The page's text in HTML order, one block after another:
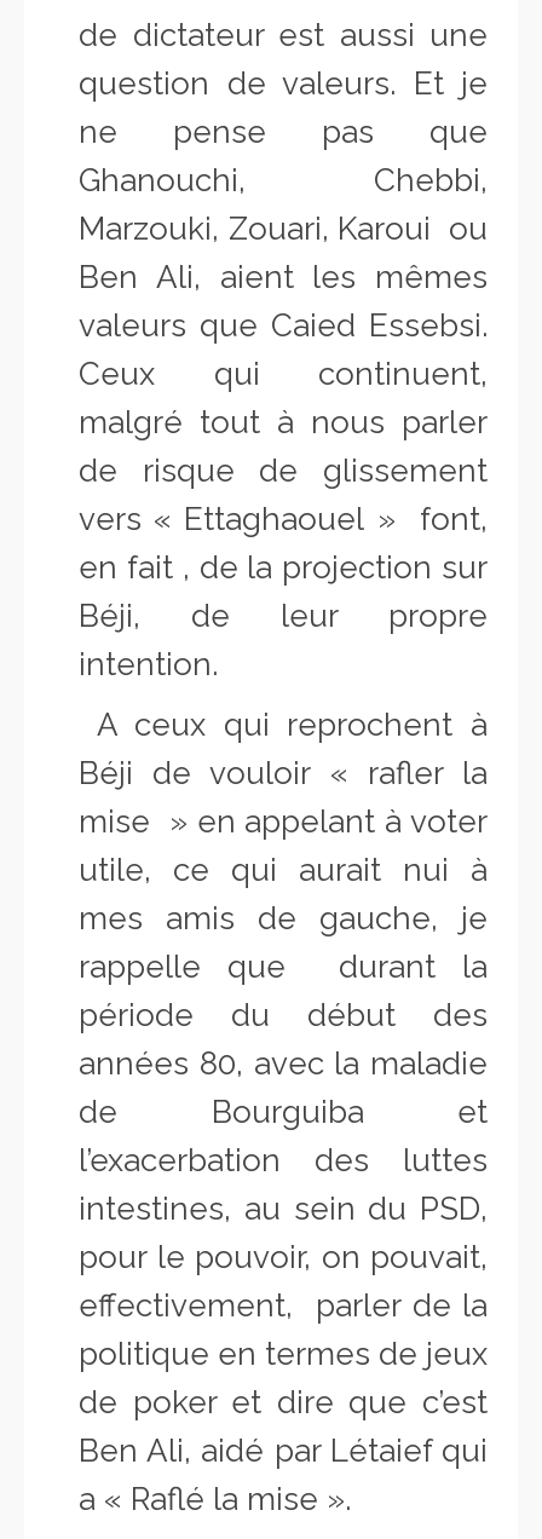
de dictateur est aussi une
question de valeurs. Et je
ne pense pas que
Ghanouchi, Chebbi,
Marzouki, Zouari, Karoui ou
Ben Ali, aient les mêmes
valeurs que Caied Essebsi.
Ceux qui continuent,
malgré tout à nous parler
de risque de glissement
vers « Ettaghaouel » font,
en fait , de la projection sur
Béji, de leur propre
intention.
A ceux qui reprochent à
Béji de vouloir « rafler la
mise » en appelant à voter
utile, ce qui aurait nui à
mes amis de gauche, je
rappelle que durant la
période du début des
années 80, avec la maladie
de Bourguiba et
l’exacerbation des luttes
intestines, au sein du PSD,
pour le pouvoir, on pouvait,
effectivement, parler de la
politique en termes de jeux
de poker et dire que c’est
Ben Ali, aidé par Létaief qui
a « Raflé la mise ».